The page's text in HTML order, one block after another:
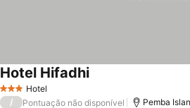
3 EstrelasHotel
Hotel Hifadhi
/ Pontuação não disponível Pemba